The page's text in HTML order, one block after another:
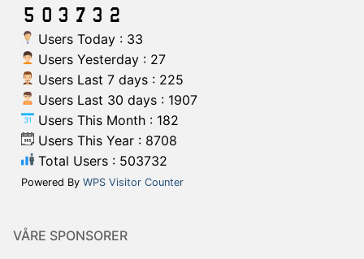
Users Today : 33
Users Yesterday : 27
Users Last 7 days : 225
Users Last 30 days : 1907
Users This Month : 182
Users This Year : 8708
Total Users : 503732
Powered By WPS Visitor Counter
VÅRE SPONSORER